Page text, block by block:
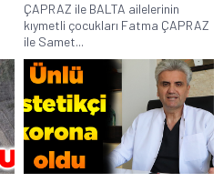
ÇAPRAZ ile BALTA ailelerinin
kıymetli çocukları Fatma ÇAPRAZ
ile Samet...